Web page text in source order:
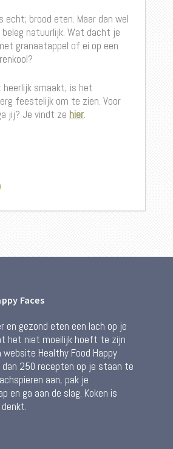
echt; brood eten. Maar dan wel
natuurlijk. Wat dacht je
granaatappel of ei op een
smaakt, is het
feestelijk om te zien. Voor
jij? Je vindt ze hier.
Faces
en gezond eten een lach op je
het niet moeilijk hoeft te zijn
Healthy Food Happy
dan 250 recepten op je staan te
aan, pak je
en ga aan de slag. Koken is